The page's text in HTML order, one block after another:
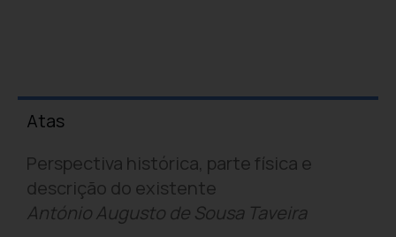
Atas
Perspectiva histórica, parte física e
descrição do existente
António Augusto de Sousa Taveira